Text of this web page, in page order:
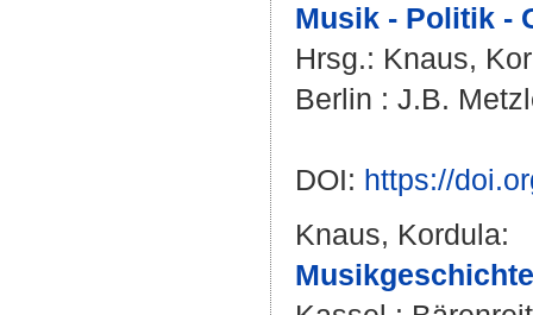
Musik - Politik -
Hrsg.: Knaus,
Berlin : J.B.
DOI: https://
Knaus, Kordula: